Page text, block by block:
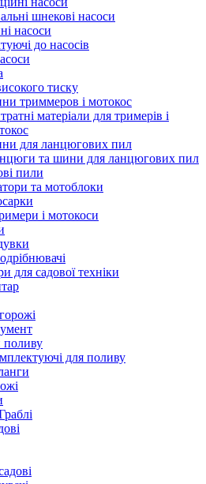
шнекові насоси
насоси
до насосів
тиску
триммеров і мотокос
матеріали для тримерів і
для ланцюгових пил
та шини для ланцюгових пил
пили
та мотоблоки
і мотокоси
для садової техніки
поливу
для поливу